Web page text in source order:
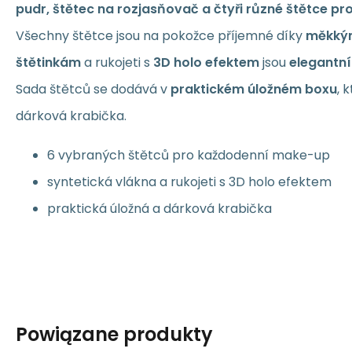
pudr, štětec na rozjasňovač a čtyři různé štětce
Všechny štětce jsou na pokožce příjemné díky
štětinkáma rukojeti s 3D holo efektemjsou
Sada štětců se dodává v praktickém úložném boxu,
dárková krabička.
6 vybraných štětců pro každodenní make-up
syntetická vlákna a rukojeti s 3D holo efektem
praktická úložná a dárková krabička
Powiązane produkty